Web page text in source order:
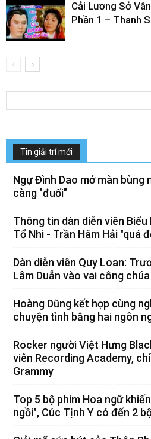
Cải Lương Sở
Phần 1 – Thanh
Tin giải trí mới
Ngự Đình Dao mở màn bùng
càng "đuối"
Thông tin dàn diễn viên
Tổ Nhi - Trần Hâm Hải "quá
Dàn diễn viên Quy Loan:
Lâm Duẫn vào vai công
Hoàng Dũng kết hợp cùng
chuyện tình bằng hai ngôn
Rocker người Việt Hưng
viên Recording Academy,
Grammy
Top 5 bộ phim Hoa ngữ
ngồi", Cúc Tịnh Y có đến 2